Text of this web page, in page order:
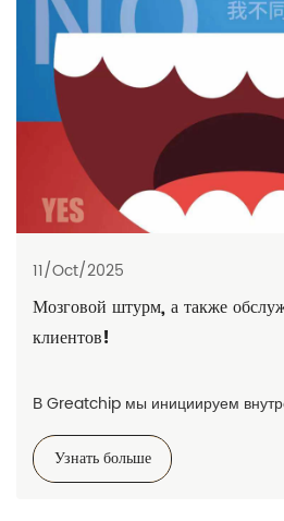
11/Oct/2025
Мозговой штурм, а также
клиентов!
В Greatchip мы инициируем
повышения навыков команды,
обслуживать вас умнее, быстрее и
Узнать больше